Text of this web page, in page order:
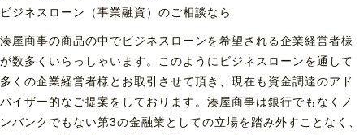
ビジネスローン（事業融資）のご相談なら
湊屋商事の商品の中でビジネスローンを希望される企業経営者様
が数多くいらっしゃいます。このようにビジネスローンを通して
多くの企業経営者様とお取引させて頂き、現在も資金調達のアド
バイザー的なご提案をしております。湊屋商事は銀行でもなくノ
ンバンクでもない第3の金融業としての立場を踏み外すことなく、